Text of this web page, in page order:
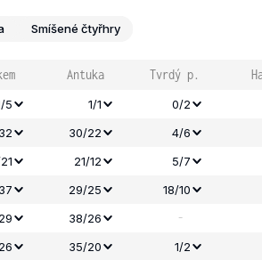
Smíšené čtyřhry
Antuka Tvrdý p.
5 1/1
0/2
30/22
4/6
21/12
5/7
29/25
18/10
38/26 -
35/20
1/2